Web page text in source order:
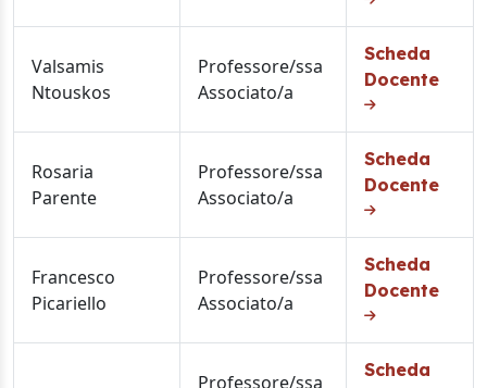
Valsamis
Ntouskos
Professore/ssa
Associato/a
Scheda
Docente
Rosaria
Parente
Professore/ssa
Associato/a
Scheda
Docente
Francesco
Picariello
Professore/ssa
Associato/a
Scheda
Docente
Professore/ssa
Scheda